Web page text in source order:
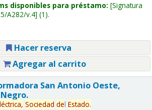
disponibles para préstamo: Signatura
A282/v.4 (1).
Hacer reserva
Agregar al carrito
San Antonio Oeste,
Sociedad del Estado.